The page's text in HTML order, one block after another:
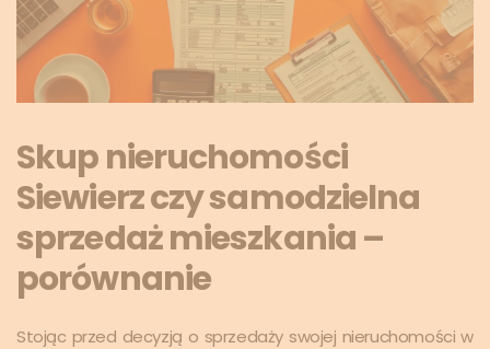
Skup nieruchomości
Siewierz czy samodzielna
sprzedaż mieszkania –
porównanie
Stojąc przed decyzją o sprzedaży swojej nieruchomości w